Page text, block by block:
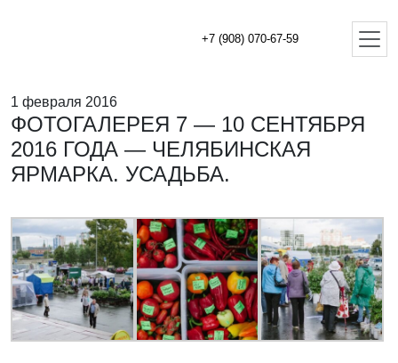
+7 (908) 070-67-59
1 февраля 2016
ФОТОГАЛЕРЕЯ 7 — 10 СЕНТЯБРЯ
2016 ГОДА — ЧЕЛЯБИНСКАЯ
ЯРМАРКА. УСАДЬБА.